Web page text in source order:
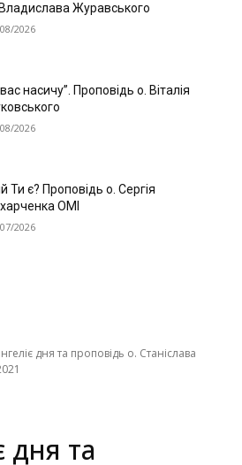
Журавського
2026
насичу”. Проповідь о. Віталія
2026
Ти є? Проповідь о. Сергія
ОМІ
2026